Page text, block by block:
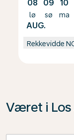
08
lø
AUG.
09
sø
10
ma
Rekkevidde
Været i Los